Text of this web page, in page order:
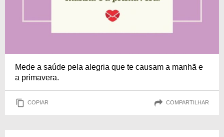
Mede a saúde pela alegria que te causam a manhã e
a primavera.
COPIAR COMPARTILHAR